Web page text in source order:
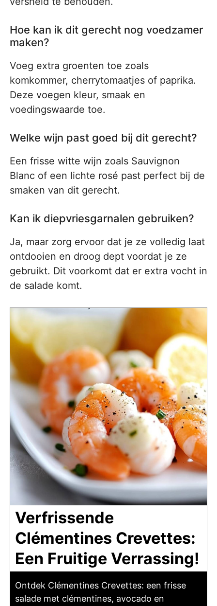
Hoe kan ik dit gerecht nog voedzamer
maken?
Voeg extra groenten toe zoals
komkommer, cherrytomaatjes of paprika.
Deze voegen kleur, smaak en
voedingswaarde toe.
Welke wijn past goed bij dit gerecht?
Een frisse witte wijn zoals Sauvignon
Blanc of een lichte rosé past perfect bij de
smaken van dit gerecht.
Kan ik diepvriesgarnalen gebruiken?
Ja, maar zorg ervoor dat je ze volledig laat
ontdooien en droog dept voordat je ze
gebruikt. Dit voorkomt dat er extra vocht in
de salade komt.
Verfrissende
Clémentines Crevettes:
Een Fruitige Verrassing!
Ontdek Clémentines Crevettes: een frisse
salade met clémentines, avocado en